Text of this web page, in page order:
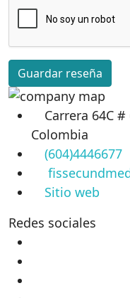
Guardar reseña
Carrera 64C
Colombia
(604)4446677
Sitio web
Redes sociales